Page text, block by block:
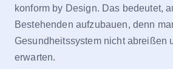
konform by Design. Das bedeutet,
Bestehenden aufzubauen, denn
Gesundheitssystem nicht abreißen
erwarten.